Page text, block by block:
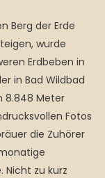
Berg der Erde
wurde
Erdbeben in
in Bad Wildbad
8.848 Meter
Fotos
die Zuhörer
Nicht zu kurz